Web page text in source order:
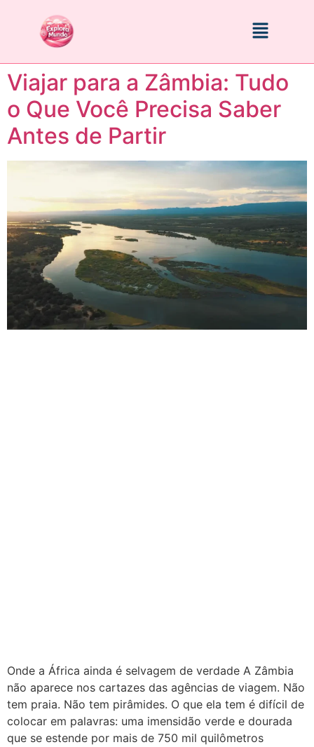
Viajar para a Zâmbia: Tudo
o Que Você Precisa Saber
Antes de Partir
Onde a África ainda é selvagem de verdade A Zâmbia
não aparece nos cartazes das agências de viagem. Não
tem praia. Não tem pirâmides. O que ela tem é difícil de
colocar em palavras: uma imensidão verde e dourada
que se estende por mais de 750 mil quilômetros